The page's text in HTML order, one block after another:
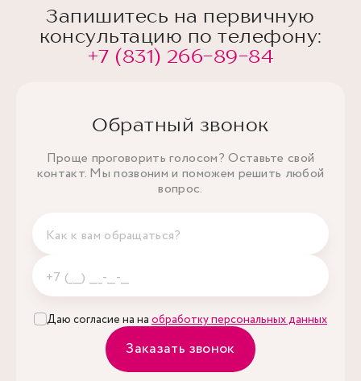
Запишитесь на первичную
консультацию по телефону:
+7 (831) 266-89-84
Обратный звонок
Проще проговорить голосом? Оставьте свой
контакт. Мы позвоним и поможем решить любой
вопрос.
Даю согласие на на обработку персональных данных
Заказать звонок